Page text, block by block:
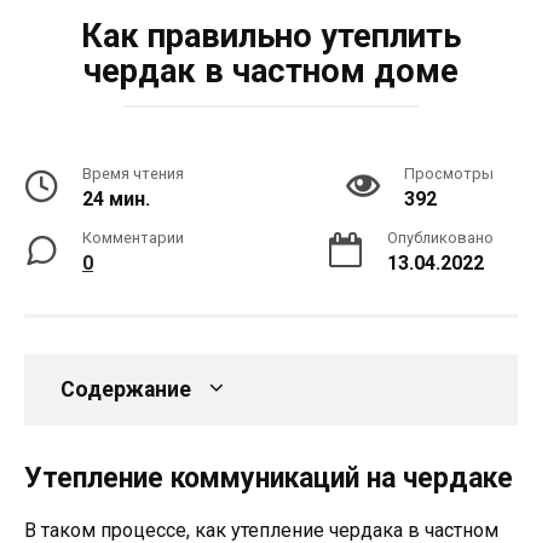
Как правильно утеплить
чердак в частном доме
Время чтения
24 мин.
Просмотры
392
Комментарии
0
Опубликовано
13.04.2022
Содержание
Утепление коммуникаций на чердаке
В таком процессе, как утепление чердака в частном